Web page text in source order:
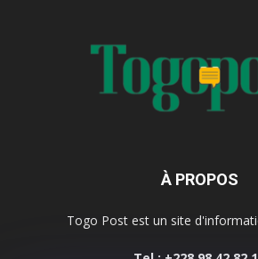
À PROPOS
Togo Post est un site